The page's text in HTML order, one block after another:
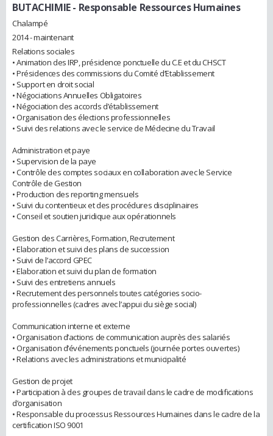
BUTACHIMIE- Responsable Ressources Humaines
Chalampé
2014 - maintenant
Relations sociales
• Animation des IRP, présidence ponctuelle du C.E et du CHSCT
• Présidences des commissions du Comité d’Etablissement
• Support en droit social
• Négociations Annuelles Obligatoires
• Négociation des accords d’établissement
• Organisation des élections professionnelles
• Suivi des relations avec le service de Médecine du Travail
Administration et paye
• Supervision de la paye
• Contrôle des comptes sociaux en collaboration avec le Service
Contrôle de Gestion
• Production des reporting mensuels
• Suivi du contentieux et des procédures disciplinaires
• Conseil et soutien juridique aux opérationnels
Gestion des Carrières, Formation, Recrutement
• Elaboration et suivi des plans de succession
• Suivi de l’accord GPEC
• Elaboration et suivi du plan de formation
• Suivi des entretiens annuels
• Recrutement des personnels toutes catégories socio-
professionnelles (cadres avec l’appui du siège social)
Communication interne et externe
• Organisation d’actions de communication auprès des salariés
• Organisation d’événements ponctuels (journée portes ouvertes)
• Relations avec les administrations et municipalité
Gestion de projet
• Participation à des groupes de travail dans le cadre de modifications
d’organisation
• Responsable du processus Ressources Humaines dans le cadre de la
certification ISO 9001